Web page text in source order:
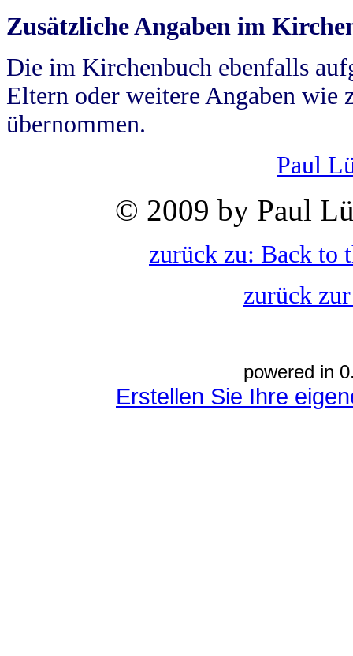
Zusätzliche Angaben im
Die im Kirchenbuch ebenfalls
Eltern oder weitere Angaben wie
übernommen.
Paul
© 2009 by Paul
zurück zu: Back to
zurück
powered in
Erstellen Sie Ihre